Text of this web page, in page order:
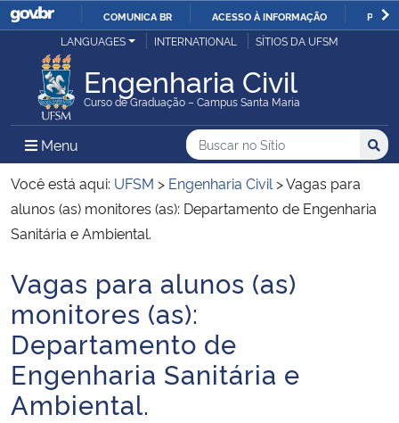
IR
O
COMUNICA BR ACESSO À INFORMAÇÃO
Ministério da Justiça e Segurança Pública
Ministério da Defesa
Ministério das Relações Exteriores
Ministério da Economia
Ministério da Infraestrutura
Ministério da Agricultura, Pecuária e Abastecimento
Ministério da Educação
Ministério da Cidadania
LANGUAGES INTERNATIONAL SÍTIOS DA UFSM
Engenharia Civil
Curso de Graduação – Campus Santa Maria
Menu Menu Principal do Sítio
Busca
Buscar no no Sítio
Busca:
Você está aqui: UFSM > Engenharia Civil >Vagas para
alunos (as) monitores (as): Departamento de Engenharia
Sanitária e Ambiental.
Início do conteúdo
Vagas para alunos (as)
monitores (as):
Departamento de
Engenharia Sanitária e
Ambiental.